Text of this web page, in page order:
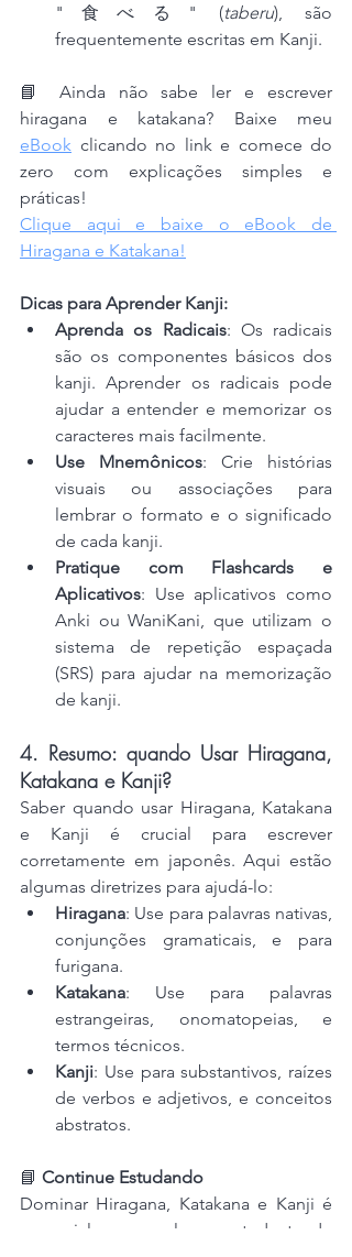
"食べる" (taberu), são
frequentemente escritas em Kanji.
📘 Ainda não sabe ler e escrever
eBook clicando no link e comece do
zero com explicações simples e
práticas!
Clique aqui e baixe o eBook de
Hiragana e Katakana!
Dicas para Aprender Kanji:
Aprenda os Radicais: Os radicais
são os componentes básicos dos
kanji. Aprender os radicais pode
ajudar a entender e memorizar os
caracteres mais facilmente.
Use Mnemônicos: Crie histórias
visuais ou associações para
lembrar o formato e o significado
de cada kanji.
Pratique com Flashcards e
Aplicativos: Use aplicativos como
Anki ou WaniKani, que utilizam o
sistema de repetição espaçada
(SRS) para ajudar na memorização
de kanji.
4. Resumo: quando Usar Hiragana,
Katakana e Kanji?
Saber quando usar Hiragana, Katakana
e Kanji é crucial para escrever
corretamente em japonês. Aqui estão
algumas diretrizes para ajudá-lo:
Hiragana: Use para palavras nativas,
conjunções gramaticais, e para
furigana.
Katakana: Use para palavras
estrangeiras, onomatopeias, e
termos técnicos.
Kanji: Use para substantivos, raízes
de verbos e adjetivos, e conceitos
abstratos.
📘 Continue Estudando
Dominar Hiragana, Katakana e Kanji é
essencial para qualquer estudante de